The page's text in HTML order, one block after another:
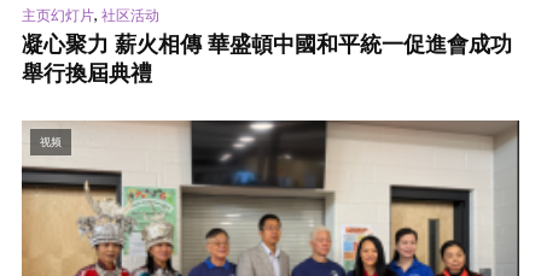
主页幻灯片, 社区活动
凝心聚力 薪火相傳 華盛頓中國和平統一促進會成功
舉行換屆典禮
视频